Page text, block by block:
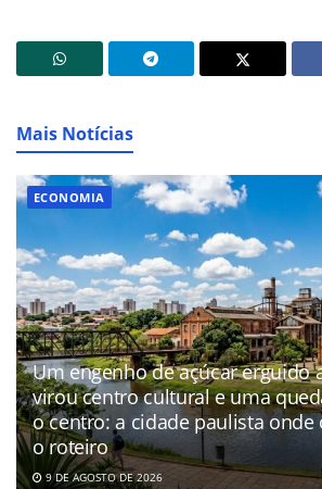
Mais Notícias
ECONOMIA
Um engenho de açúcar erguido
virou centro cultural e uma
o centro: a cidade paulista onde
o roteiro
9 DE AGOSTO DE 2026